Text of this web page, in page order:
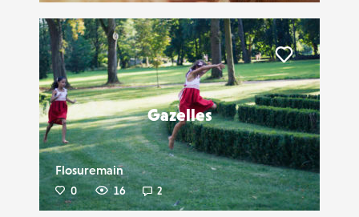
Gazelles
Flosuremain
0 16 2
Liker